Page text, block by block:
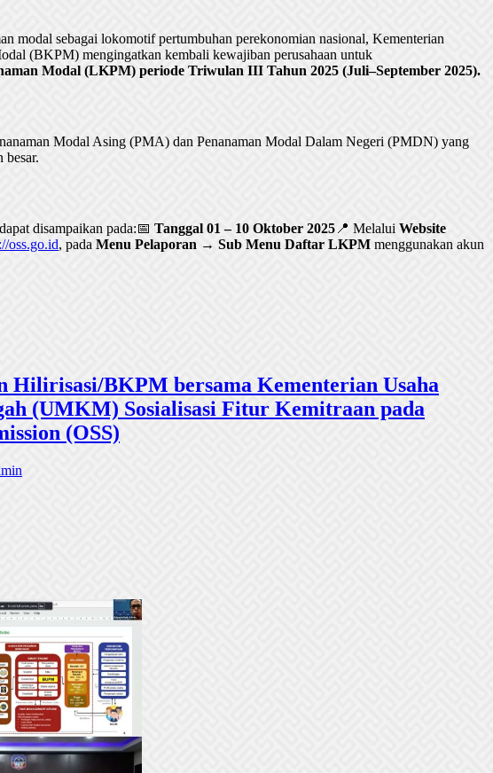
modal sebagai lokomotif pertumbuhan perekonomian nasional, Kementerian
(BKPM) mengingatkan kembali kewajiban perusahaan untuk
Modal (LKPM) periode Triwulan III Tahun 2025 (Juli–September 2025).
Modal Asing (PMA) dan Penanaman Modal Dalam Negeri (PMDN) yang
besar.
disampaikan pada:📅 Tanggal 01 – 10 Oktober 2025 📍 Melalui Website
oss.go.id, pada Menu Pelaporan → Sub Menu Daftar LKPM menggunakan akun
Hilirisasi/BKPM bersama Kementerian Usaha
(UMKM) Sosialisasi Fitur Kemitraan pada
(OSS)